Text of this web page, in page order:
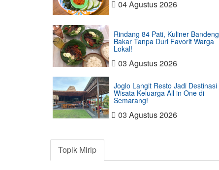
04 Agustus 2026
Rindang 84 Pati, Kuliner Bandeng
Bakar Tanpa Duri Favorit Warga
Lokal!
03 Agustus 2026
Joglo Langit Resto Jadi Destinasi
Wisata Keluarga All in One di
Semarang!
03 Agustus 2026
Topik Mirip